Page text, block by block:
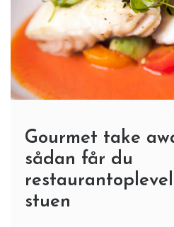
Gourmet take
sådan får du
stuen